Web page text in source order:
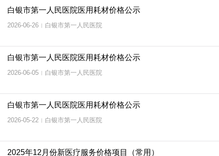
白银市第一人民医院医用耗材价格公示
2026-06-26 | 白银市第一人民医院
白银市第一人民医院医用耗材价格公示
2026-06-05 | 白银市第一人民医院
白银市第一人民医院医用耗材价格公示
2026-05-22 | 白银市第一人民医院
2025年12月份新医疗服务价格项目（常用）